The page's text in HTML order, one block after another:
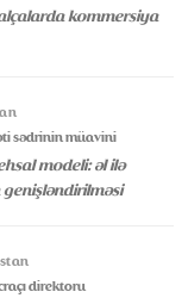
kommersiya
sədrinin müavini
modeli: əl ilə
genişləndirilməsi
direktoru